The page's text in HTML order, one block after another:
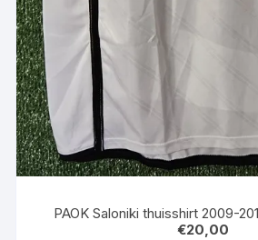
PAOK Saloniki thuisshirt 2009-
€20,00